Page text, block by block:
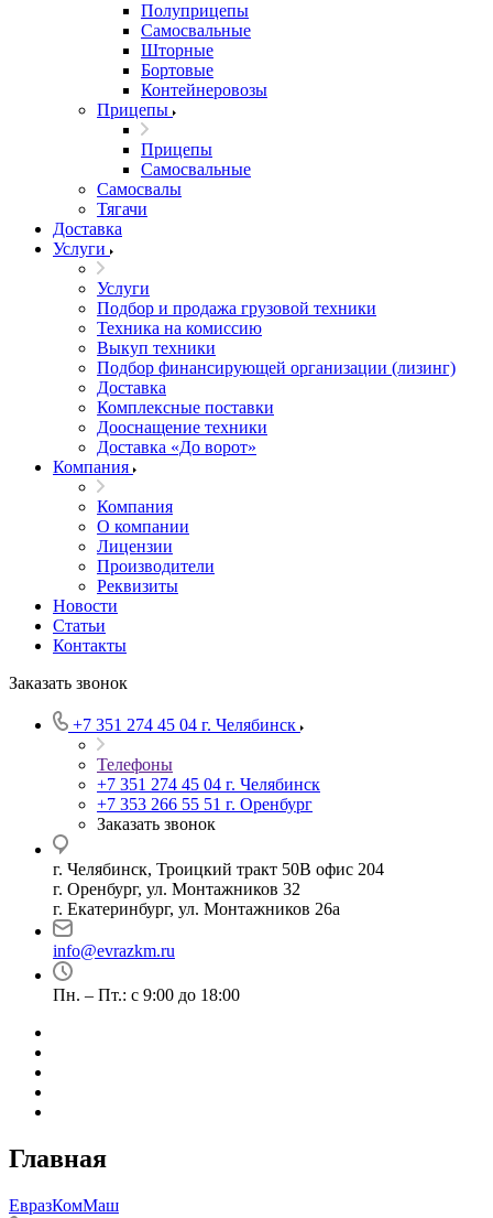
Полуприцепы
Самосвальные
Шторные
Бортовые
Контейнеровозы
Прицепы
Прицепы
Самосвальные
Самосвалы
Тягачи
Доставка
Услуги
Услуги
Подбор и продажа грузовой техники
Техника на комиссию
Выкуп техники
Подбор финансирующей организации (лизинг)
Доставка
Комплексные поставки
Дооснащение техники
Доставка «До ворот»
Компания
Компания
О компании
Лицензии
Производители
Реквизиты
Новости
Статьи
Контакты
Заказать звонок
+7 351 274 45 04 г. Челябинск
Телефоны
+7 351 274 45 04 г. Челябинск
+7 353 266 55 51 г. Оренбург
Заказать звонок
г. Челябинск, Троицкий тракт 50В офис 204
г. Оренбург, ул. Монтажников 32
г. Екатеринбург, ул. Монтажников 26а
info@evrazkm.ru
Пн. – Пт.: с 9:00 до 18:00
Главная
ЕвразКомМаш